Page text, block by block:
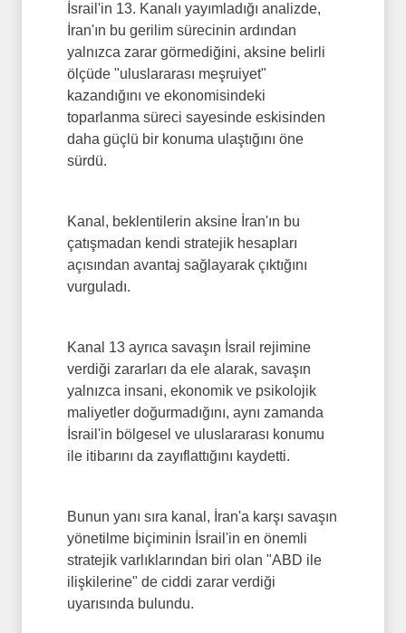
İsrail'in 13. Kanalı yayımladığı analizde,
İran'ın bu gerilim sürecinin ardından
yalnızca zarar görmediğini, aksine belirli
ölçüde "uluslararası meşruiyet"
kazandığını ve ekonomisindeki
toparlanma süreci sayesinde eskisinden
daha güçlü bir konuma ulaştığını öne
sürdü.
Kanal, beklentilerin aksine İran'ın bu
çatışmadan kendi stratejik hesapları
açısından avantaj sağlayarak çıktığını
vurguladı.
Kanal 13 ayrıca savaşın İsrail rejimine
verdiği zararları da ele alarak, savaşın
yalnızca insani, ekonomik ve psikolojik
maliyetler doğurmadığını, aynı zamanda
İsrail'in bölgesel ve uluslararası konumu
ile itibarını da zayıflattığını kaydetti.
Bunun yanı sıra kanal, İran'a karşı savaşın
yönetilme biçiminin İsrail'in en önemli
stratejik varlıklarından biri olan "ABD ile
ilişkilerine" de ciddi zarar verdiği
uyarısında bulundu.